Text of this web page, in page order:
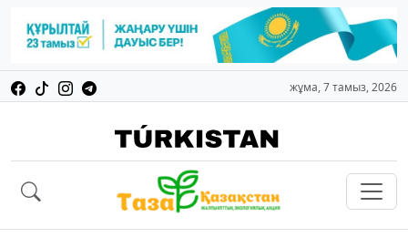
жұма, 7 тамыз, 2026